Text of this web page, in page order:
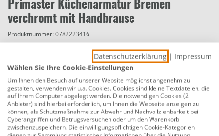
Primaster Küchenarmatur Bremen
verchromt mit Handbrause
Produktnummer:0782223416
Die Primaster Küchenarmatur Bremen kombiniert
atemberaubendes Design mit modernster
Technologie, um Ihrer Küche eine völlig neue
Dimension von Stil und Funktionalität zu verleihen. Ihre
verchromte Oberfläche strahlt nicht nur zeitlose
Eleganz aus, sondern fügt sich auch nahtlos in jede
Küchengestaltung ein, während sie durch ihre
Datenschutzerklärung | Impressum
Wählen Sie Ihre Cookie-Einstellungen
Um Ihnen den Besuch auf unserer Website möglichst angenehm zu
gestalten, verwenden wir u.a. Cookies. Cookies sind kleine Textdateien, die
auf Ihrem Computer abgelegt werden. Die notwendigen Cookies (2
Anbieter) sind hierbei erforderlich, um Ihnen die Webseite anzeigen zu
können, als Schutzmaßnahme zur Abwehr und Nachvollziehbarkeit bei
Cyberangriffen und Betrugsversuchen oder um den Warenkorb
zwischenzuspeichern. Die einwilligungspflichtigen Cookie-Kategorien